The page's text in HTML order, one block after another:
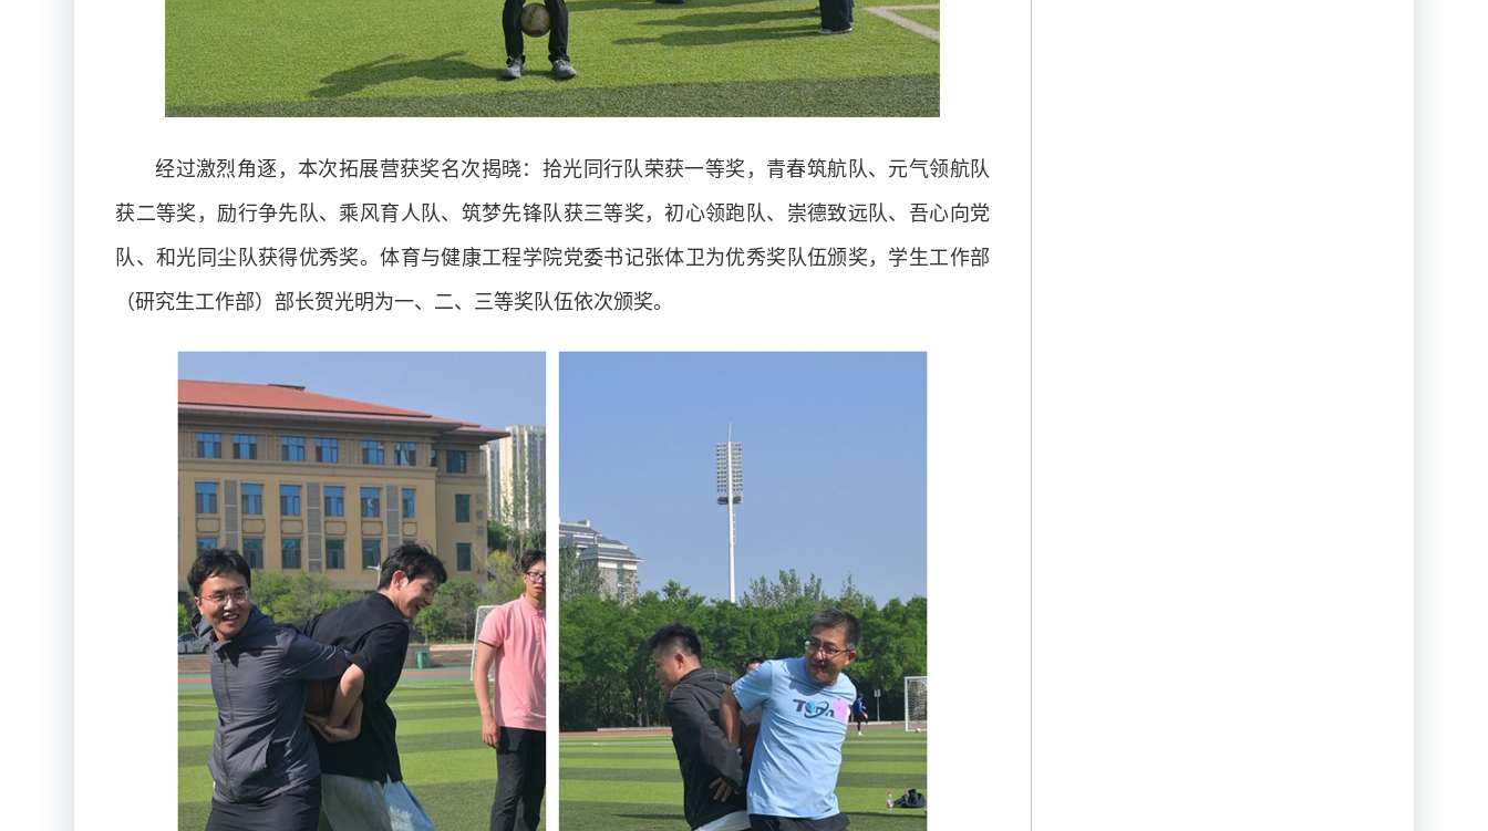
经过激烈角逐，本次拓展营获奖名次揭晓：拾光同行队荣获一等奖，青春筑航队、元气领航队
获二等奖，励行争先队、乘风育人队、筑梦先锋队获三等奖，初心领跑队、崇德致远队、吾心向党
队、和光同尘队获得优秀奖。体育与健康工程学院党委书记张体卫为优秀奖队伍颁奖，学生工作部
（研究生工作部）部长贺光明为一、二、三等奖队伍依次颁奖。